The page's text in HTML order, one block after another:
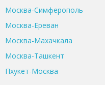
Москва-Симферополь
Москва-Ереван
Москва-Махачкала
Москва-Ташкент
Пхукет-Москва